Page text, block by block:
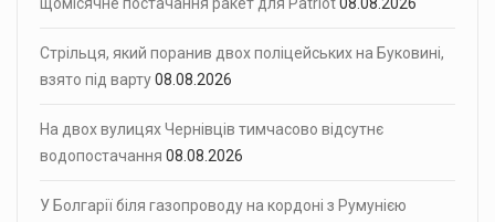
щомісячне постачання ракет для Patriot08.08.2026
Стрільця, який поранив двох поліцейських на Буковині,
взято під варту08.08.2026
На двох вулицях Чернівців тимчасово відсутнє
водопостачання 08.08.2026
У Болгарії біля газопроводу на кордоні з Румунією